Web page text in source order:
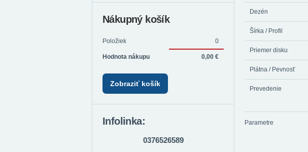
Dezén
Šírka / Profil
Priemer disku
Plátna / Pevnosť
Prevedenie
Parametre
Nákupný košík
Položiek 0
Hodnota nákupu 0,00 €
Zobraziť košík
Infolinka:
0376526589